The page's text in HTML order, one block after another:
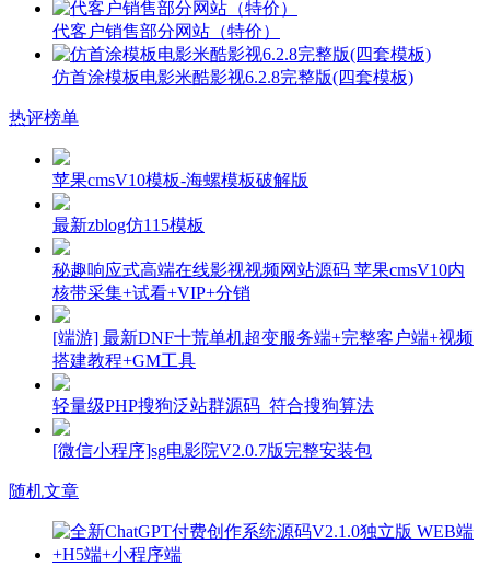
代客户销售部分网站（特价）
仿首涂模板电影米酷影视6.2.8完整版(四套模板)
热评榜单
苹果cmsV10模板-海螺模板破解版
最新zblog仿115模板
秘趣响应式高端在线影视视频网站源码 苹果cmsV10内
核带采集+试看+VIP+分销
[端游] 最新DNF十荒单机超变服务端+完整客户端+视频
搭建教程+GM工具
轻量级PHP搜狗泛站群源码_符合搜狗算法
[微信小程序]sg电影院V2.0.7版完整安装包
随机文章